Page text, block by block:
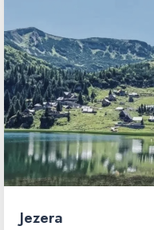
Jezera